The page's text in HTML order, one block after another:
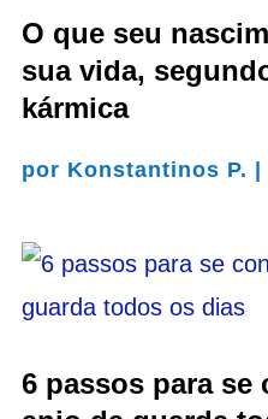
O que seu
sua vida,
kármica
por Konstantinos P.
6 passos para se